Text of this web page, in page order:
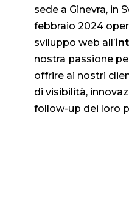
sede a Ginevra, in
febbraio 2024
sviluppo web all’
nostra passione
offrire ai nostri
di visibilità,
follow-up dei loro